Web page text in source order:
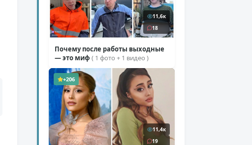
11,6к
18
Почему после работы выходные
— это миф ( 1 фото + 1 видео )
+206
11,4к
19